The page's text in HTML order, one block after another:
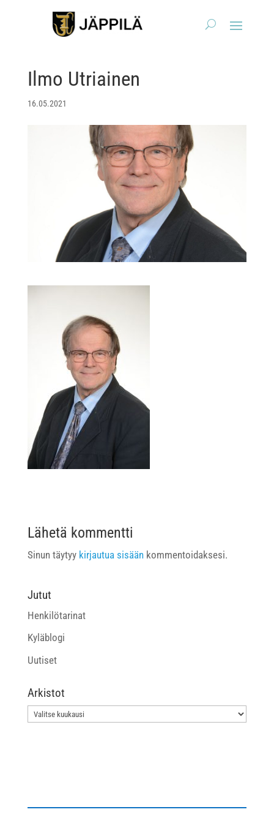
Ilmo Utriainen
16.05.2021
Lähetä kommentti
Sinun täytyy kirjautua sisäänkommentoidaksesi.
Jutut
Henkilötarinat
Kyläblogi
Uutiset
Arkistot
Arkistot